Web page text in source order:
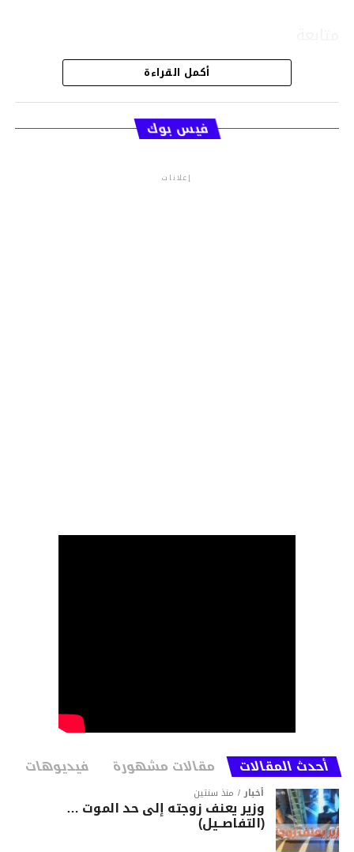
قسم الاخبار
أكمل القراءة
فيس بوك
إعلانات
أحدث المقالات مقالات مشهورة فيديوهات
أخبار منذ سنتين
وزير يعنف زوجته إلى حد الموت …
(التفاصــيل)